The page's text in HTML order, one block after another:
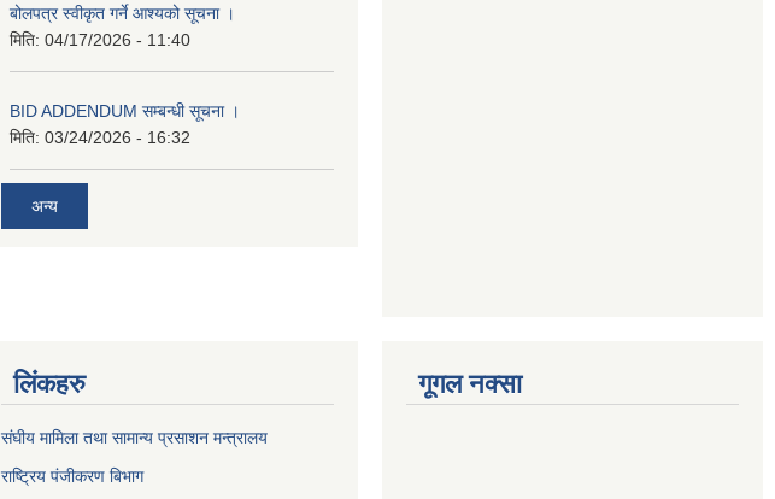
बोलपत्र स्वीकृत गर्ने आश्यको सूचना ।
मिति: 04/17/2026 - 11:40
BID ADDENDUM सम्बन्धी सूचना ।
मिति: 03/24/2026 - 16:32
अन्य
लिंकहरु
संघीय मामिला तथा सामान्य प्रसाशन मन्त्रालय
राष्ट्रिय पंजीकरण बिभाग
गूगल नक्सा